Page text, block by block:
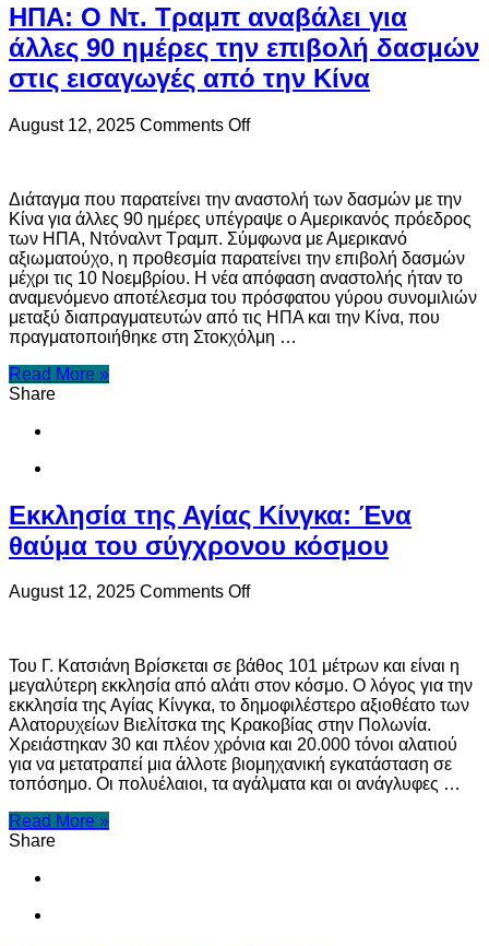
ΗΠΑ: Ο Ντ. Τραμπ αναβάλει για
άλλες 90 ημέρες την επιβολή δασμών
στις εισαγωγές από την Κίνα
August 12, 2025 Comments Offon
Τραμπ
αναβάλει
για
άλλες
90
ημέρες
την
επιβολή
Διάταγμα που παρατείνει την αναστολή των δασμών με την
Κίνα για άλλες 90 ημέρες υπέγραψε ο Αμερικανός πρόεδρος
των ΗΠΑ, Ντόναλντ Τραμπ. Σύμφωνα με Αμερικανό
αξιωματούχο, η προθεσμία παρατείνει την επιβολή δασμών
μέχρι τις 10 Νοεμβρίου. Η νέα απόφαση αναστολής ήταν το
αναμενόμενο αποτέλεσμα του πρόσφατου γύρου συνομιλιών
μεταξύ διαπραγματευτών από τις ΗΠΑ και την Κίνα, που
πραγματοποιήθηκε στη Στοκχόλμη …
Read More »
Share
Εκκλησία της Αγίας Κίνγκα: Ένα
θαύμα του σύγχρονου κόσμου
August 12, 2025 Comments Offon
Κίνγκα:
Ένα
θαύμα
του
σύγχρονου
κόσμου
Του Γ. Κατσιάνη Βρίσκεται σε βάθος 101 μέτρων και είναι η
μεγαλύτερη εκκλησία από αλάτι στον κόσμο. Ο λόγος για την
εκκλησία της Αγίας Κίνγκα, το δημοφιλέστερο αξιοθέατο των
Αλατορυχείων Βιελίτσκα της Κρακοβίας στην Πολωνία.
Χρειάστηκαν 30 και πλέον χρόνια και 20.000 τόνοι αλατιού
για να μετατραπεί μια άλλοτε βιομηχανική εγκατάσταση σε
τοπόσημο. Οι πολυέλαιοι, τα αγάλματα και οι ανάγλυφες …
Read More »
Share